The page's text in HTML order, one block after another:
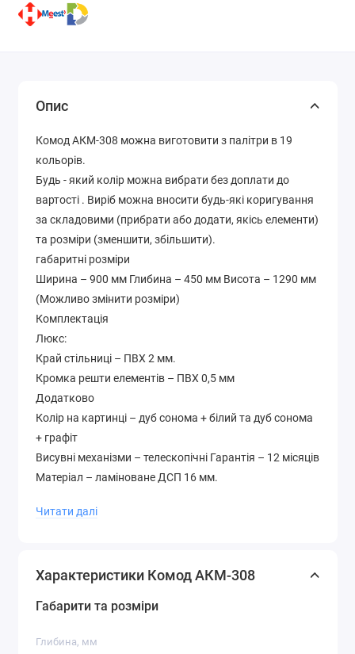
Опис
Комод АКМ-308 можна виготовити з палітри в 19
кольорів.
Будь - який колір можна вибрати без доплати до
вартості . Виріб можна вносити будь-які коригування
за складовими (прибрати або додати, якісь елементи)
та розміри (зменшити, збільшити).
габаритні розміри
Ширина – 900 мм Глибина – 450 мм Висота – 1290 мм
(Можливо змінити розміри)
Комплектація
Люкс:
Край стільниці – ПВХ 2 мм.
Кромка решти елементів – ПВХ 0,5 мм
Додатково
Колір на картинці – дуб сонома + білий та дуб сонома
+ графіт
Висувні механізми – телескопічні Гарантія – 12 місяців
Матеріал – ламіноване ДСП 16 мм.
вибрати без доплати до вартості )
Читати далі
Характеристики Комод АКМ-308
Габарити та розміри
Глибина, мм